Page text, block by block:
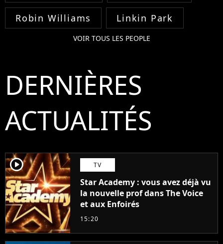
Robin Williams Linkin Park
VOIR TOUS LES PEOPLE
DERNIÈRES
ACTUALITÉS
player2 TV
Star Academy : vous avez déjà vu
la nouvelle prof dans The Voice
et aux Enfoirés
15:20